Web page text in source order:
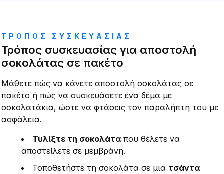
ΤΡΟΠΟΣ ΣΥΣΚΕΥΑΣΙΑΣ
Τρόπος συσκευασίας για αποστολή
σοκολάτας σε πακέτο
Μάθετε πώς να κάνετε αποστολή σοκολάτας σε
πακέτο ή πώς να συσκευάσετε ένα δέμα με
σοκολατάκια, ώστε να φτάσεις τον παραλήπτη του με
ασφάλεια.
Τυλίξτε τη σοκολάτα που θέλετε να
αποστείλετε σε μεμβράνη.
Τοποθετήστε τη σοκολάτα σε μια τσάντα